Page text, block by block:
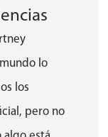
lo
los
pero no